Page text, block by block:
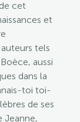
cet
et
tels
aussi
dans la
toi toi-
de ses
Jeanne,